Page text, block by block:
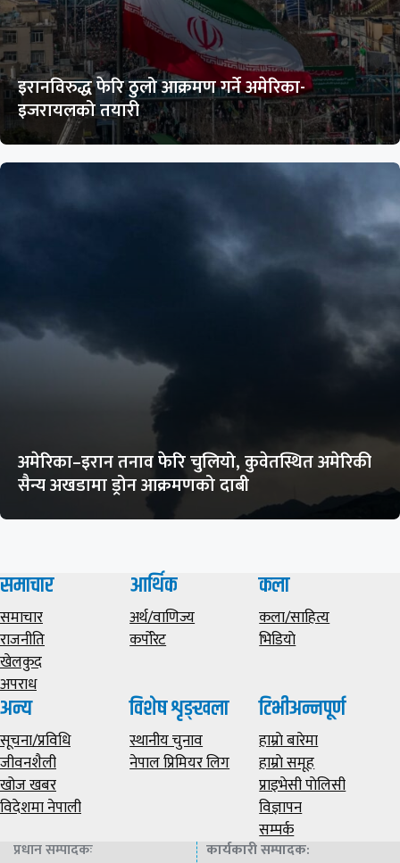
इरानविरुद्ध फेरि ठुलो आक्रमण गर्ने अमेरिका-
इजरायलको तयारी
अमेरिका–इरान तनाव फेरि चुलियो, कुवेतस्थित अमेरिकी
सैन्य अखडामा ड्रोन आक्रमणको दाबी
समाचार
समाचार
राजनीति
खेलकुद
अपराध
आर्थिक
अर्थ/वाणिज्य
कर्पोरेट
कला
कला/साहित्य
भिडियाे
अन्य
सूचना/प्रविधि
जीवनशैली
खोज खबर
विदेशमा नेपाली
विशेष शृङ्खला
स्थानीय चुनाव
नेपाल प्रिमियर लिग
टिभीअन्नपूर्ण
हाम्राे बारेमा
हाम्राे समूह
प्राइभेसी पाेलिसी
विज्ञापन
सम्पर्क
प्रधान सम्पादकः कार्यकारी सम्पादक: